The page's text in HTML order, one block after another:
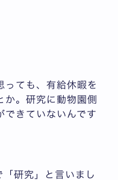
っても、有給休暇を
か。研究に動物園側
できていないんです
「研究」と言いまし